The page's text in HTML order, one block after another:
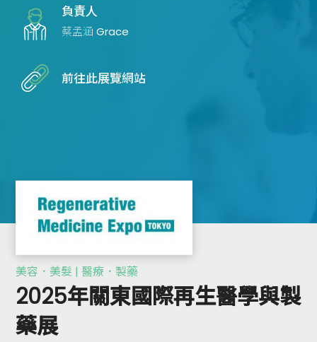
負責人
蔡孟涵 Grace
前往此展覽網站
美容．美髮 | 醫療．製藥
2025年關東國際再生醫學與製
藥展